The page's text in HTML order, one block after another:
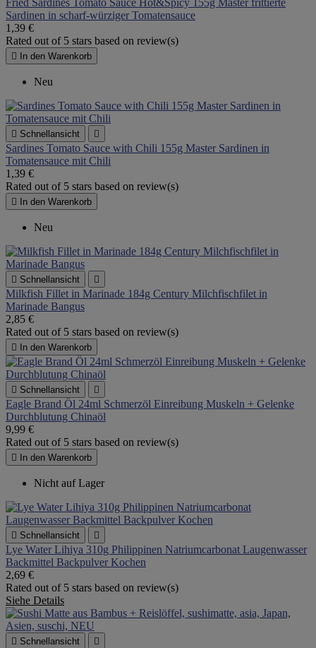
Sardinen in scharf-würziger Tomatensauce
1,39 €
Rated out of 5 stars based on review(s)
 In den Warenkorb
Neu
 Schnellansicht 
Sardines Tomato Sauce with Chili 155g Master Sardinen in
Tomatensauce mit Chili
1,39 €
Rated out of 5 stars based on review(s)
 In den Warenkorb
Neu
 Schnellansicht 
Milkfish Fillet in Marinade 184g Century Milchfischfilet in
Marinade Bangus
2,85 €
Rated out of 5 stars based on review(s)
 In den Warenkorb
 Schnellansicht 
Eagle Brand Öl 24ml Schmerzöl Einreibung Muskeln + Gelenke
Durchblutung Chinaöl
9,99 €
Rated out of 5 stars based on review(s)
 In den Warenkorb
Nicht auf Lager
 Schnellansicht 
Lye Water Lihiya 310g Philippinen Natriumcarbonat Laugenwasser
Backmittel Backpulver Kochen
2,69 €
Rated out of 5 stars based on review(s)
Siehe Details
 Schnellansicht 